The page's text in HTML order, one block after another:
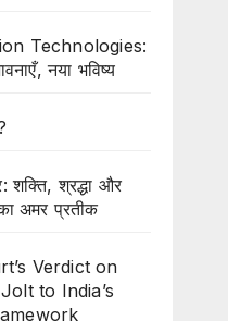
Technologies:
नया भविष्य
शक्ति, श्रद्धा और
अमर प्रतीक
Verdict on
to India’s